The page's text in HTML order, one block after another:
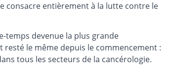
consacre entièrement à la lutte contre le
temps devenue la plus grande
resté le même depuis le commencement :
tous les secteurs de la cancérologie.